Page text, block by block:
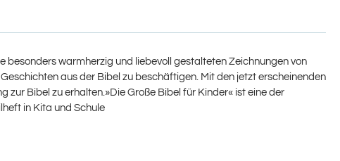
besonders warmherzig und liebevoll gestalteten Zeichnungen von
aus der Bibel zu beschäftigen. Mit den jetzt erscheinenden
zur Bibel zu erhalten.»Die Große Bibel für Kinder« ist eine der
in Kita und Schule